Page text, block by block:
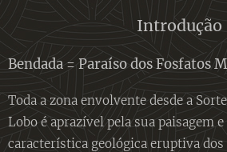
Introdução
Bendada = Paraíso dos Fosfatos
Toda a zona envolvente desde a
Lobo é aprazível pela sua paisagem
característica geológica eruptiva